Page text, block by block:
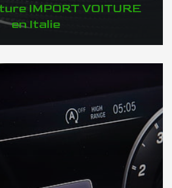
IMPORT VOITURE
en Italie
VOTRE INSPECTION AUTO en Italie